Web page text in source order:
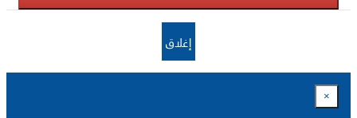
إغلاق
×